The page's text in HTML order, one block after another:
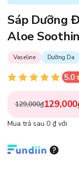
Sáp Dưỡng
Aloe
Vaseline Dưỡng Da
129,000₫
Mua trả sau 0 ₫ với